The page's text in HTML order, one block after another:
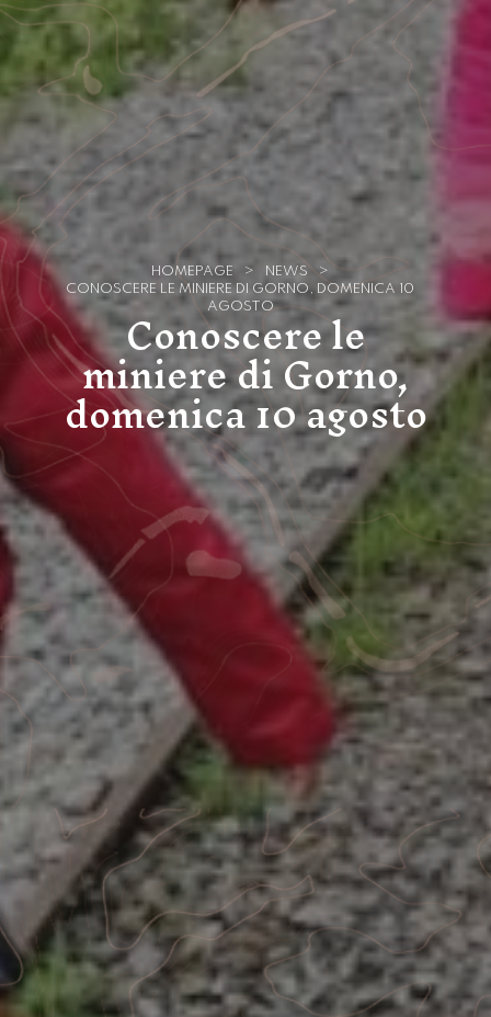
HOMEPAGE > NEWS
>
CONOSCERE LE MINIERE DI GORNO, DOMENICA 10
AGOSTO
Conoscere le
miniere di Gorno,
domenica 10 agosto